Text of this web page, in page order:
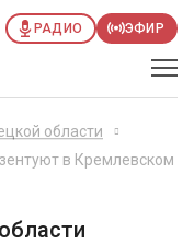
РАДИО ЭФИР
области
в Кремлевском